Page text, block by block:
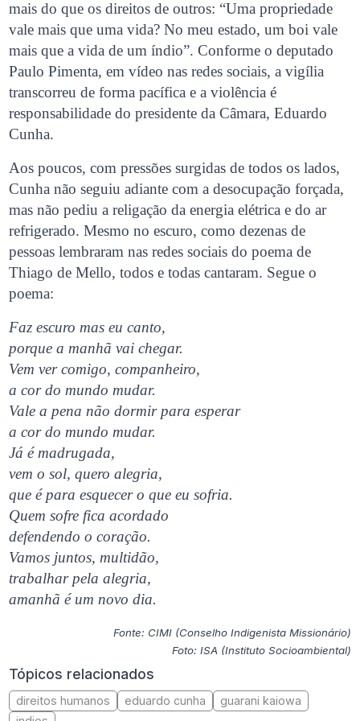
mais do que os direitos de outros: “Uma propriedade
vale mais que uma vida? No meu estado, um boi vale
mais que a vida de um índio”. Conforme o deputado
Paulo Pimenta, em vídeo nas redes sociais, a vigília
transcorreu de forma pacífica e a violência é
responsabilidade do presidente da Câmara, Eduardo
Cunha.
Aos poucos, com pressões surgidas de todos os lados,
Cunha não seguiu adiante com a desocupação forçada,
mas não pediu a religação da energia elétrica e do ar
refrigerado. Mesmo no escuro, como dezenas de
pessoas lembraram nas redes sociais do poema de
Thiago de Mello, todos e todas cantaram. Segue o
poema:
Faz escuro mas eu canto,
porque a manhã vai chegar.
Vem ver comigo, companheiro,
a cor do mundo mudar.
Vale a pena não dormir para esperar
a cor do mundo mudar.
Já é madrugada,
vem o sol, quero alegria,
que é para esquecer o que eu sofria.
Quem sofre fica acordado
defendendo o coração.
Vamos juntos, multidão,
trabalhar pela alegria,
amanhã é um novo dia.
Fonte: CIMI (Conselho Indigenista Missionário)
Foto: ISA (Instituto Socioambiental)
Tópicos relacionados
direitos humanos eduardo cunha
guarani kaiowa